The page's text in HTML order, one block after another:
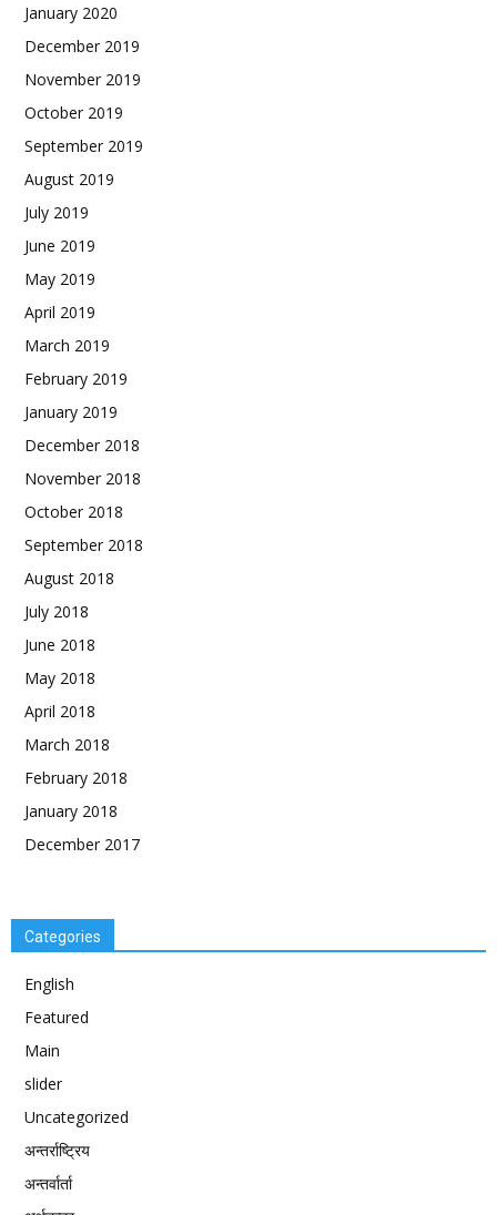
January 2020
December 2019
November 2019
October 2019
September 2019
August 2019
July 2019
June 2019
May 2019
April 2019
March 2019
February 2019
January 2019
December 2018
November 2018
October 2018
September 2018
August 2018
July 2018
June 2018
May 2018
April 2018
March 2018
February 2018
January 2018
December 2017
Categories
English
Featured
Main
slider
Uncategorized
अन्तर्राष्ट्रिय
अन्तर्वार्ता